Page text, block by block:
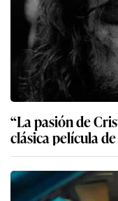
“La pasión de
clásica película